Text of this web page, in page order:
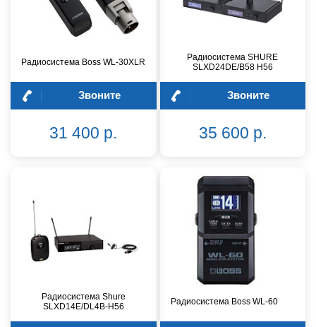
Радиосистема Boss WL-30XLR
Звоните
31 400 р.
Радиосистема SHURE
SLXD24DE/B58 H56
Звоните
35 600 р.
Радиосистема Shure
SLXD14E/DL4B-H56
Радиосистема Boss WL-60